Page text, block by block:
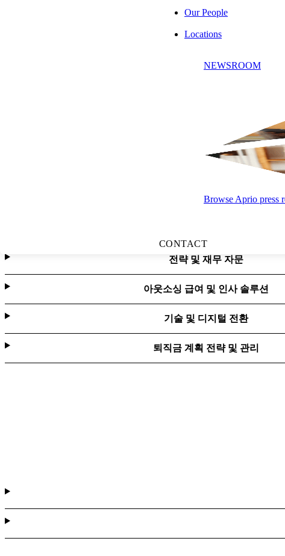
Our People
Locations
NEWSROOM
Browse Aprio press
CONTACT
아웃소싱 회계
연방 기업 세액 공제 및 인센티브
주 및 지방세(SALT) 컨설팅
전략 및 재무 자문
아웃소싱 급여 및 인사 솔루션
기술 및 디지털 전환
퇴직금 계획 전략 및 관리